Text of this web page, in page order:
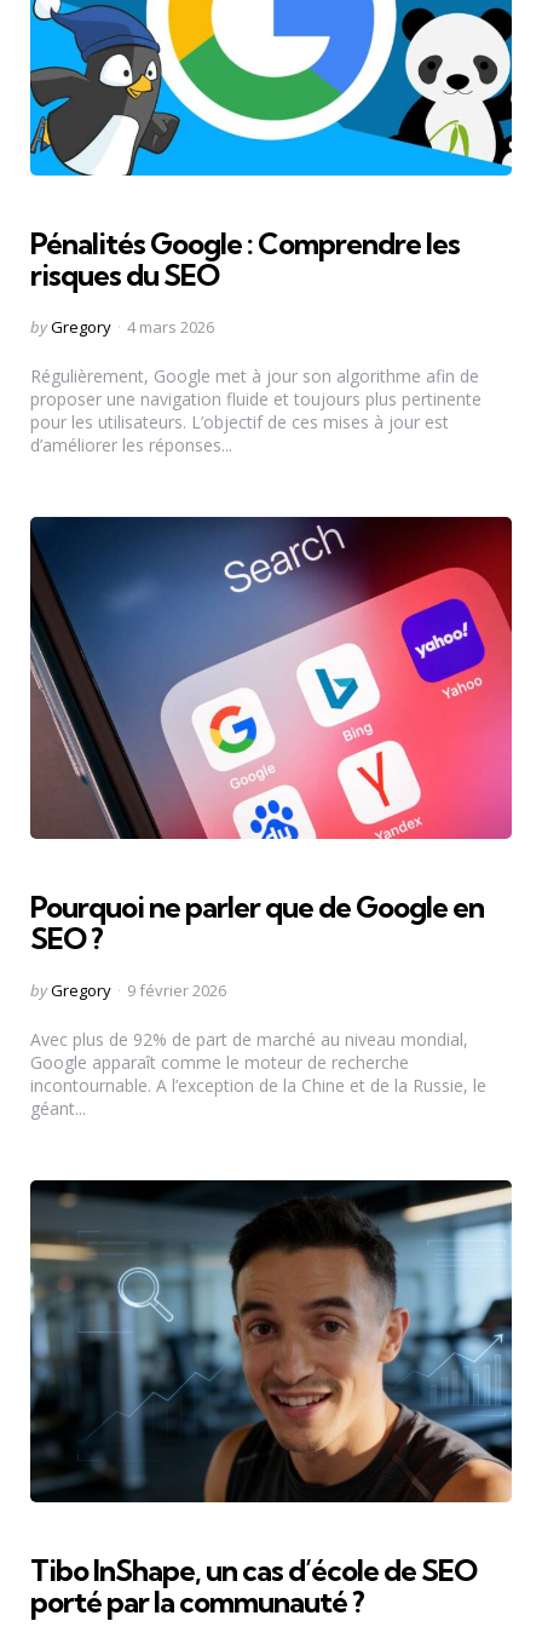
Pénalités Google : Comprendre les
risques du SEO
Posted
byGregory 4 mars 2026
Régulièrement, Google met à jour son algorithme afin de
proposer une navigation fluide et toujours plus pertinente
pour les utilisateurs. L’objectif de ces mises à jour est
d’améliorer les réponses...
Pourquoi ne parler que de Google en
SEO ?
Posted
byGregory 9 février 2026
Avec plus de 92% de part de marché au niveau mondial,
Google apparaît comme le moteur de recherche
incontournable. A l’exception de la Chine et de la Russie, le
géant...
Tibo InShape, un cas d’école de SEO
porté par la communauté ?